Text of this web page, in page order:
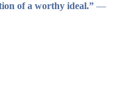
of a worthy ideal.” ―